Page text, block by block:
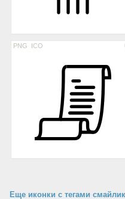
PNG ICO
Еще иконки с тегами